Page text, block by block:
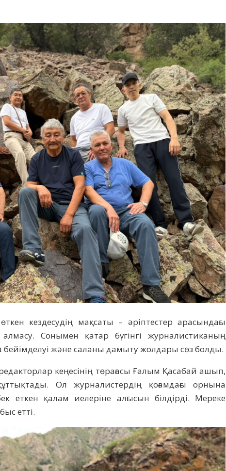
кездесудің мақсаты – әріптестер арасындағы
Сонымен қатар бүгінгі журналистиканың
бейімделуі және саланы дамыту жолдары сөз болды.
кеңесінің төрағасы Ғалым Қасабай ашып,
Ол журналистердің қоғамдағы орнына
қалам иелеріне алғысын білдірді. Мереке
етті.